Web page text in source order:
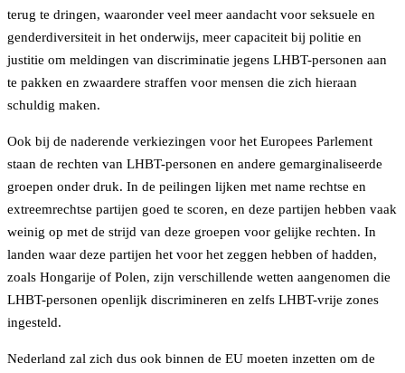
terug te dringen, waaronder veel meer aandacht voor seksuele en
genderdiversiteit in het onderwijs, meer capaciteit bij politie en
justitie om meldingen van discriminatie jegens LHBT-personen aan
te pakken en zwaardere straffen voor mensen die zich hieraan
schuldig maken.
Ook bij de naderende verkiezingen voor het Europees Parlement
staan de rechten van LHBT-personen en andere gemarginaliseerde
groepen onder druk. In de peilingen lijken met name rechtse en
extreemrechtse partijen goed te scoren, en deze partijen hebben vaak
weinig op met de strijd van deze groepen voor gelijke rechten. In
landen waar deze partijen het voor het zeggen hebben of hadden,
zoals Hongarije of Polen, zijn verschillende wetten aangenomen die
LHBT-personen openlijk discrimineren en zelfs LHBT-vrije zones
ingesteld.
Nederland zal zich dus ook binnen de EU moeten inzetten om de